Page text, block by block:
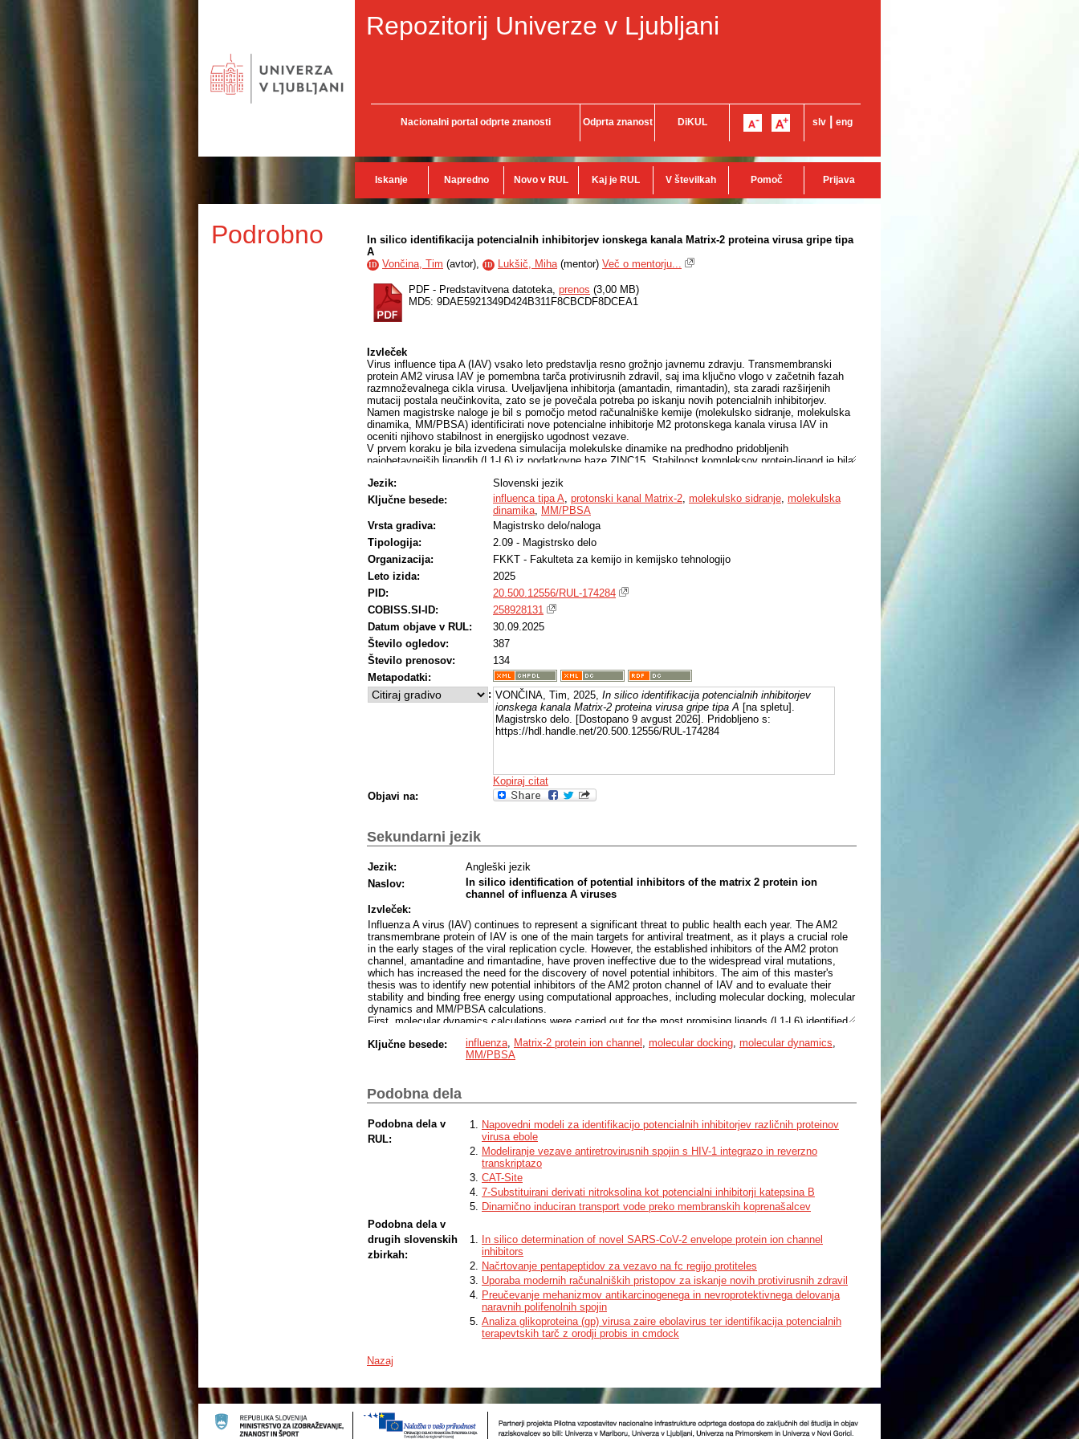
Repozitorij Univerze v Ljubljani
Nacionalni portal odprte znanosti Odprta znanost DiKUL slv eng
Iskanje Napredno Novo v RUL Kaj je RUL V številkah Pomoč Prijava
Podrobno
In silico identifikacija potencialnih inhibitorjev ionskega kanala Matrix-2 proteina virusa gripe tipa
A
ID Vončina, Tim (avtor), ID Lukšič, Miha(mentor) Več o mentorju...
PDF - Predstavitvena datoteka, prenos (3,00 MB)
MD5: 9DAE5921349D424B311F8CBCDF8DCEA1
Izvleček
Virus influence tipa A (IAV) vsako leto predstavlja resno grožnjo javnemu zdravju. Transmembranski
protein AM2 virusa IAV je pomembna tarča protivirusnih zdravil, saj ima ključno vlogo v začetnih fazah
razmnoževalnega cikla virusa. Uveljavljena inhibitorja (amantadin, rimantadin), sta zaradi razširjenih
mutacij postala neučinkovita, zato se je povečala potreba po iskanju novih potencialnih inhibitorjev.
Namen magistrske naloge je bil s pomočjo metod računalniške kemije (molekulsko sidranje, molekulska
dinamika, MM/PBSA) identificirati nove potencialne inhibitorje M2 protonskega kanala virusa IAV in
oceniti njihovo stabilnost in energijsko ugodnost vezave.
V prvem koraku je bila izvedena simulacija molekulske dinamike na predhodno pridobljenih
najobetavnejših ligandih (L1-L6) iz podatkovne baze ZINC15. Stabilnost kompleksov protein-ligand je bila
medtem ko je bilo število vodikovih vezi, ki jih ligand tvori s proteinom, uporabljeno kot dodaten kriterij
specifičnih interakcij. Vezavna prosta entalpija je bila izračunana z metodo MM/PBSA, ki je omogočila
oceno celotne proste entalpije vezave in analizo prispevkov posameznih aminokislinskih ostankov
proteina AM2.
Rezultati so pokazali, da proučevani ligandi tvorijo stabilnejše in energijsko ugodnejše komplekse od
referenčnih učinkovin amantadina in rimantadina. Analiza entalpijskih prispevkov posameznih AK
ostankov pa kaže, da ostanki Val27, Ala30, Ser31, Ile33, Ala34 in His37 predstavljajo ključna vezavna
mesta protivirusnih učinkovin.
Jezik:
Slovenski jezik
Ključne besede:
influenca tipa A, protonski kanal Matrix-2, molekulsko sidranje, molekulska
dinamika, MM/PBSA
Vrsta gradiva:
Magistrsko delo/naloga
Tipologija:
2.09 - Magistrsko delo
Organizacija:
FKKT - Fakulteta za kemijo in kemijsko tehnologijo
Leto izida:
2025
PID:
20.500.12556/RUL-174284
COBISS.SI-ID:
258928131
Datum objave v RUL:
30.09.2025
Število ogledov:
387
Število prenosov:
134
Metapodatki:
: VONČINA, Tim, 2025, In silico identifikacija potencialnih inhibitorjev
ionskega kanala Matrix-2 proteina virusa gripe tipa A [na spletu].
Magistrsko delo. [Dostopano 9 avgust 2026]. Pridobljeno s:
https://hdl.handle.net/20.500.12556/RUL-174284
Kopiraj citat
Objavi na:
Sekundarni jezik
Jezik:
Angleški jezik
Naslov:
In silico identification of potential inhibitors of the matrix 2 protein ion
channel of influenza A viruses
Izvleček:
Influenza A virus (IAV) continues to represent a significant threat to public health each year. The AM2
transmembrane protein of IAV is one of the main targets for antiviral treatment, as it plays a crucial role
in the early stages of the viral replication cycle. However, the established inhibitors of the AM2 proton
channel, amantadine and rimantadine, have proven ineffective due to the widespread viral mutations,
which has increased the need for the discovery of novel potential inhibitors. The aim of this master's
thesis was to identify new potential inhibitors of the AM2 proton channel of IAV and to evaluate their
stability and binding free energy using computational approaches, including molecular docking, molecular
dynamics and MM/PBSA calculations.
First, molecular dynamics calculations were carried out for the most promising ligands (L1-L6) identified
was assessed based on the time evolution of the potential energy, RMSD, the radius of gyration, and
cluster analysis, while the number of hydrogen bonds formed between the ligand and the protein was
contributions from individual amino acid residues of the AM2 protein.
The results demonstrated that the investigated ligands formed more stable and energetically favorable
complexes compared to the reference drugs amantadine and rimantadine. Furthermore, the analysis of
amino acid residue contributions revealed that Val27, Ala30, Ser31, Ile33, Ala34 and His37 represent the
key binding sites involved in the stabilization of the antiviral compounds.
Ključne besede: influenza Matrix-2 protein ion channel molecular docking molecular dynamics
MM/PBSA
Podobna dela
Podobna dela v
RUL:
Napovedni modeli za identifikacijo potencialnih inhibitorjev različnih proteinov
virusa ebole
Modeliranje vezave antiretrovirusnih spojin s HIV-1 integrazo in reverzno
transkriptazo
CAT-Site
7-Substituirani derivati nitroksolina kot potencialni inhibitorji katepsina B
Dinamično induciran transport vode preko membranskih koprenašalcev
Podobna dela v
drugih slovenskih
zbirkah:
In silico determination of novel SARS-CoV-2 envelope protein ion channel
inhibitors
Načrtovanje pentapeptidov za vezavo na fc regijo protiteles
Uporaba modernih računalniških pristopov za iskanje novih protivirusnih zdravil
Preučevanje mehanizmov antikarcinogenega in nevroprotektivnega delovanja
naravnih polifenolnih spojin
Analiza glikoproteina (gp) virusa zaire ebolavirus ter identifikacija potencialnih
terapevtskih tarč z orodji probis in cmdock
Nazaj